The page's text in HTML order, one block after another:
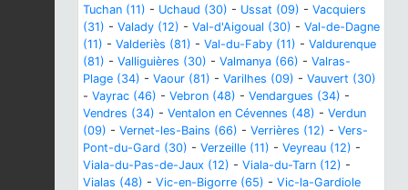
Tuchan (11) - Uchaud (30) - Ussat (09) - Vacquiers
(31) - Valady (12) - Val-d'Aigoual (30) - Val-de-Dagne
(11) - Valderiès (81) - Val-du-Faby (11) - Valdurenque
(81) - Valliguières (30) - Valmanya (66) - Valras-
Plage (34) - Vaour (81) - Varilhes (09) - Vauvert (30)
- Vayrac (46) - Vebron (48) - Vendargues (34) -
Vendres (34) - Ventalon en Cévennes (48) - Verdun
(09) - Vernet-les-Bains (66) - Verrières (12) - Vers-
Pont-du-Gard (30) - Verzeille (11) - Veyreau (12) -
Viala-du-Pas-de-Jaux (12) - Viala-du-Tarn (12) -
Vialas (48) - Vic-en-Bigorre (65) - Vic-la-Gardiole